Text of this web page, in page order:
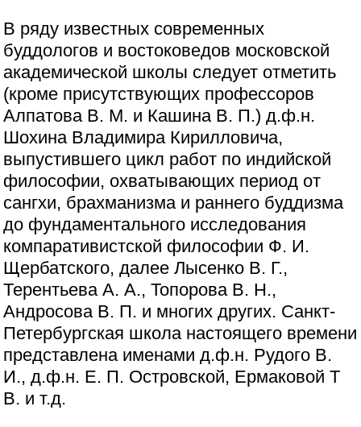
В ряду известных современных
буддологов и востоковедов московской
академической школы следует отметить
(кроме присутствующих профессоров
Алпатова В. М. и Кашина В. П.) д.ф.н.
Шохина Владимира Кирилловича,
выпустившего цикл работ по индийской
философии, охватывающих период от
сангхи, брахманизма и раннего буддизма
до фундаментального исследования
компаративистской философии Ф. И.
Щербатского, далее Лысенко В. Г.,
Терентьева А. А., Топорова В. Н.,
Андросова В. П. и многих других. Санкт-
Петербургская школа настоящего времени
представлена именами д.ф.н. Рудого В.
И., д.ф.н. Е. П. Островской, Ермаковой Т
В. и т.д.